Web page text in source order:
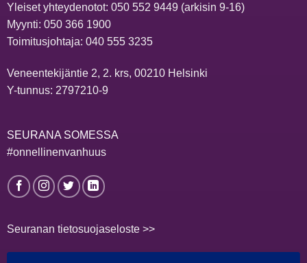
Yleiset yhteydenotot: 050 552 9449(arkisin 9-16)
Myynti: 050 366 1900
Toimitusjohtaja: 040 555 3235
Veneentekijäntie 2, 2. krs, 00210 Helsinki
Y-tunnus: 2797210-9
SEURANA SOMESSA
#onnellinenvanhuus
Seuranan tietosuojaseloste >>